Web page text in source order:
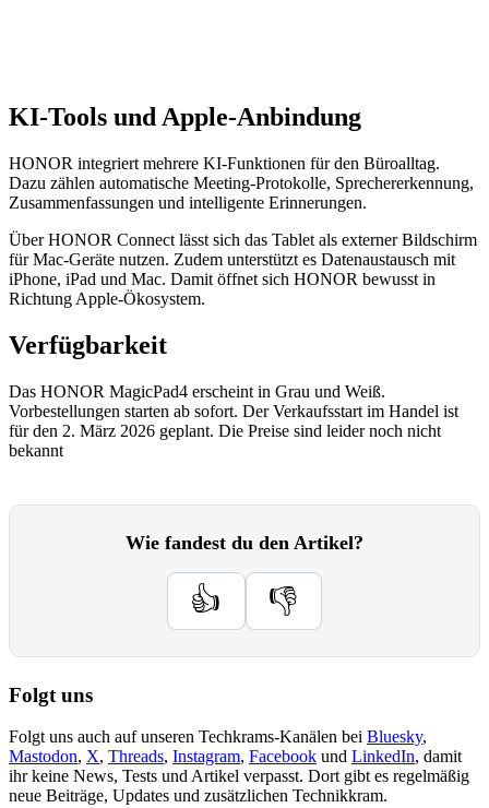
KI-Tools und Apple-Anbindung
HONOR integriert mehrere KI-Funktionen für den Büroalltag.
Dazu zählen automatische Meeting-Protokolle, Sprechererkennung,
Zusammenfassungen und intelligente Erinnerungen.
Über HONOR Connect lässt sich das Tablet als externer Bildschirm
für Mac-Geräte nutzen. Zudem unterstützt es Datenaustausch mit
iPhone, iPad und Mac. Damit öffnet sich HONOR bewusst in
Richtung Apple-Ökosystem.
Verfügbarkeit
Das HONOR MagicPad4 erscheint in Grau und Weiß.
Vorbestellungen starten ab sofort. Der Verkaufsstart im Handel ist
für den 2. März 2026 geplant. Die Preise sind leider noch nicht
bekannt
Wie fandest du den Artikel?
👍 👎
Folgt uns
Folgt uns auch auf unseren Techkrams-Kanälen bei Bluesky,
Mastodon, X, Threads, Instagram, Facebook und LinkedIn, damit
ihr keine News, Tests und Artikel verpasst. Dort gibt es regelmäßig
neue Beiträge, Updates und zusätzlichen Technikkram.